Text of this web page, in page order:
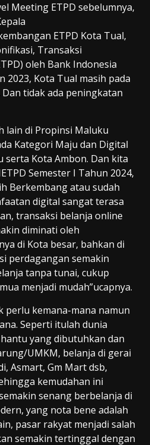
Meeting ETPD sebelumnya,
ETPD Kota Tual,
Transaksi
oleh Bank Indonesia
2023, Kota Tual masih pada
tidak ada peningkatan
lain di Propinsi Maluku
Kategori Maju dan Digital
serta Kota Ambon. Dan kita
Semester I Tahun 2024,
Berkembang atau sudah
digital sangat terasa
transaksi belanja online
diminati oleh
di Kota besar, bahkan di
perdagangan semakin
tanpa tunai, cukup
menjadi mudah”ucapnya.
perlu kemana-mana namun
Seperti itulah dunia
yang dibutuhkan dan
UMKM, belanja di gerai
Asmart, Gm Mart dsb,
kemudahan ini
senang berbelanja di
yang nota bene adalah
pasar rakyat menjadi salah
semakin tertinggal dengan